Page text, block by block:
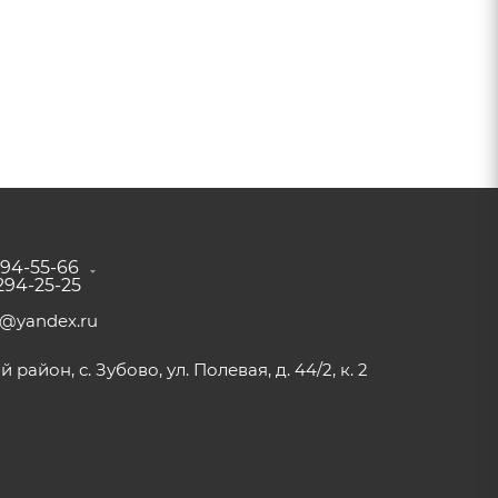
55-66
25-25
район, с. Зубово, ул. Полевая, д. 44/2, к. 2